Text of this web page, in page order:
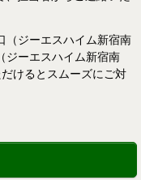
（ジーエスハイム新宿南
ーエスハイム新宿南
けるとスムーズにご対